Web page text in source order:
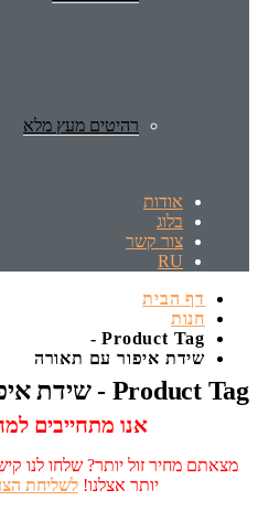
רהיטים מעץ מלא
אודות
בלוג
צור קשר
RU
דף הבית
חנות
Product Tag -
שידת איפור עם תאורה
Product Tag - שידת איפור עם תאורה
אנו מתחייבים
מצאתם מחיר זול יותר? שלחו לנו
יותר אצלנו!לשליחת